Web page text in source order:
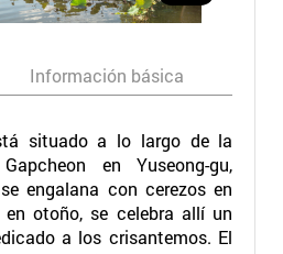
Información básica
situado a lo largo de la
en Yuseong-gu,
engalana con cerezos en
otoño, se celebra allí un
a los crisantemos. El